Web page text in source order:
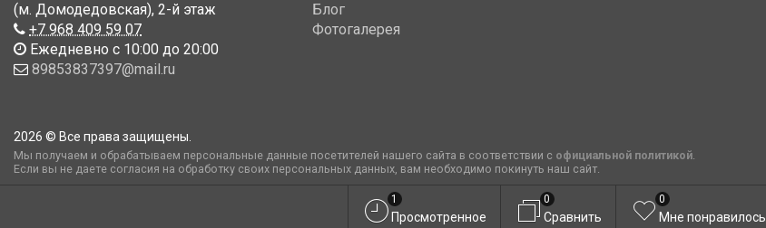
(м. Домодедовская), 2-й этаж
+7 968 409 59 07
Ежедневно с 10:00 до 20:00
89853837397@mail.ru
Блог
Фотогалерея
2026 © Все права защищены.
Мы получаем и обрабатываем персональные данные посетителей нашего сайта в соответствии с официальной политикой.
Если вы не даете согласия на обработку своих персональных данных, вам необходимо покинуть наш сайт.
Просмотренное
1
Сравнить
0
Мне понравилось
0